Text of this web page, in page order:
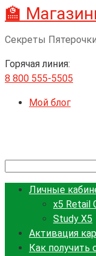
Перейти
к
контенту
🏫
Секреты
Горячая линия:
8 800 555-5505
Мой блог
Личные
x5 Retail
Study X5
Активация
Как получить